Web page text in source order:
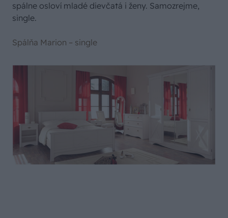
spálne osloví mladé dievčatá i ženy. Samozrejme,
single.
Spálňa Marion – single